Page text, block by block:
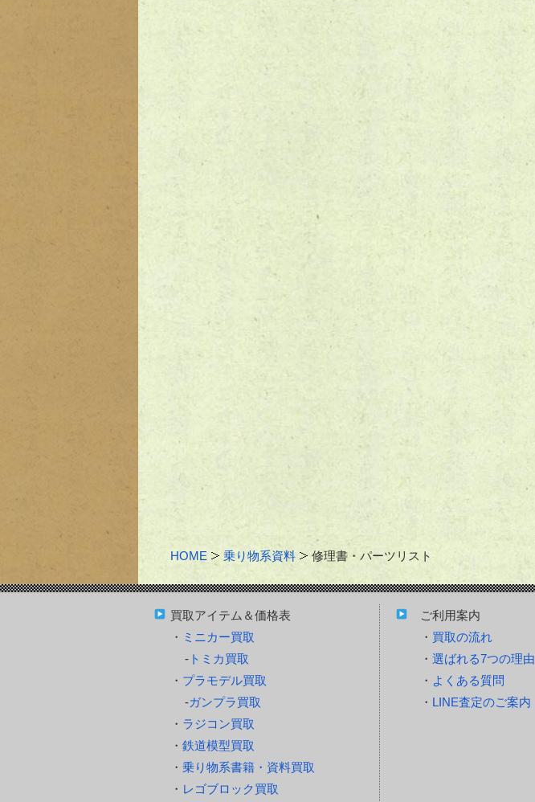
HOME 乗り物系資料 修理書・パーツリスト
買取アイテム＆価格表
ミニカー買取
トミカ買取
プラモデル買取
ガンプラ買取
ラジコン買取
鉄道模型買取
乗り物系書籍・資料買取
レゴブロック買取
ご利用案内
買取の流れ
選ばれる7つの理由
よくある質問
LINE査定のご案内